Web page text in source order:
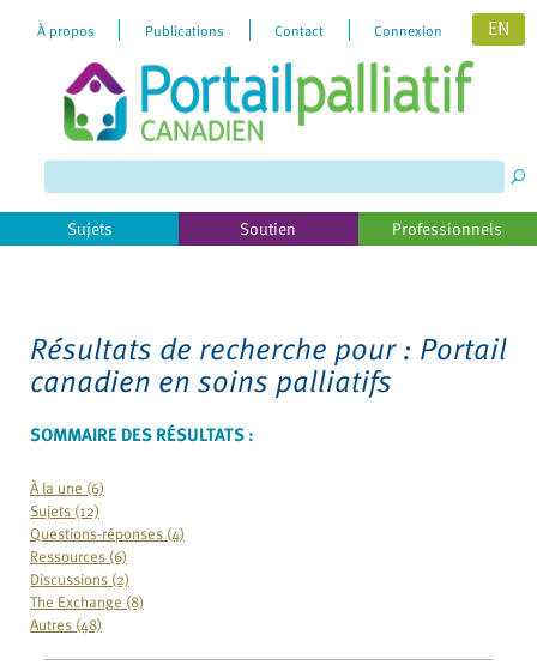
website
includes
an
À propos Publications Contact Connexion EN
Sujets Soutien Professionnels
Résultats de recherche pour : Portail
canadien en soins palliatifs
SOMMAIRE DES RÉSULTATS :
À la une (6)
Sujets (12)
Questions-réponses (4)
Ressources (6)
Discussions (2)
The Exchange (8)
Autres (48)